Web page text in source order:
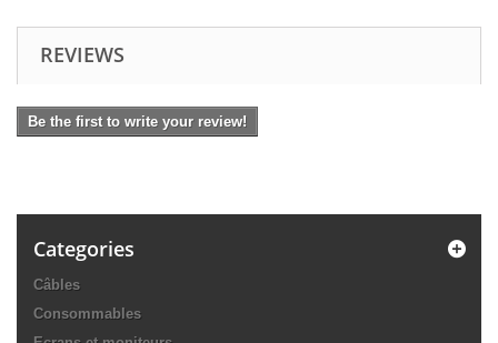
REVIEWS
Be the first to write your review!
Categories
Câbles
Consommables